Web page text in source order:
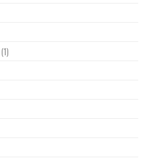
(1)